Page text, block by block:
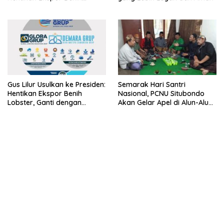
Gus Lilur Usulkan ke Presiden:
Hentikan Ekspor Benih
Lobster, Ganti dengan
Semarak Hari Santri
Nasional, PCNU Situbondo
Akan Gelar Apel di Alun-Alun